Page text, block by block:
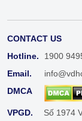
CONTACT US
Hotline.
1900
Email.
DMCA
VPGD. Số 1974